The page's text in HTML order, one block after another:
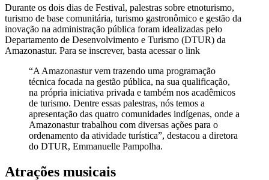
Durante os dois dias de Festival, palestras sobre etnoturismo,
turismo de base comunitária, turismo gastronômico e gestão da
inovação na administração pública foram idealizadas pelo
Departamento de Desenvolvimento e Turismo (DTUR) da
Amazonastur. Para se inscrever, basta acessar o link
“A Amazonastur vem trazendo uma programação
técnica focada na gestão pública, na sua qualificação,
na própria iniciativa privada e também nos acadêmicos
de turismo. Dentre essas palestras, nós temos a
apresentação das quatro comunidades indígenas, onde a
Amazonastur trabalhou com diversas ações para o
ordenamento da atividade turística”, destacou a diretora
do DTUR, Emmanuelle Pampolha.
Atrações musicais